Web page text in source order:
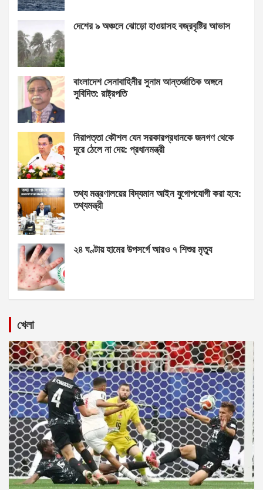
দেশের ৯ অঞ্চলে ঝোড়ো হাওয়াসহ বজ্রবৃষ্টির আভাস
বাংলাদেশ সেনাবাহিনীর সুনাম আন্তর্জাতিক অঙ্গনে
সুবিদিত: রাষ্ট্রপতি
নিরাপত্তা কৌশল যেন সরকারপ্রধানকে জনগণ থেকে
দূরে ঠেলে না দেয়: প্রধানমন্ত্রী
তথ্য মন্ত্রণালয়ের বিদ্যমান আইন যুগোপযোগী করা হবে:
তথ্যমন্ত্রী
২৪ ঘণ্টায় হামের উপসর্গে আরও ৭ শিশুর মৃত্যু
খেলা